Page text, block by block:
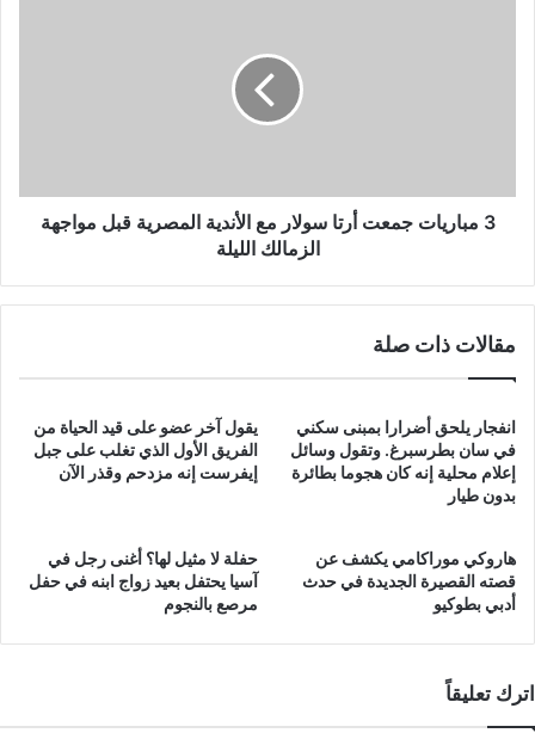
قبل
مواجهة3 مباريات جمعت أرتا سولار مع الأندية المصرية قبل مواجهة
الزمالك الليلة
مقالات ذات صلة
انفجار يلحق أضرارا بمبنى سكني
في سان بطرسبرغ. وتقول وسائل
إعلام محلية إنه كان هجوما بطائرة
بدون طيار
يقول آخر عضو على قيد الحياة من
الفريق الأول الذي تغلب على جبل
إيفرست إنه مزدحم وقذر الآن
هاروكي موراكامي يكشف عن
قصته القصيرة الجديدة في حدث
أدبي بطوكيو
حفلة لا مثيل لها؟ أغنى رجل في
آسيا يحتفل بعيد زواج ابنه في حفل
مرصع بالنجوم
اترك تعليقاً